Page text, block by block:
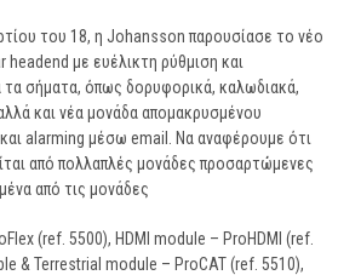
του 18, η Johansson παρουσίασε το νέο
με ευέλικτη ρύθμιση και
σήματα, όπως δορυφορικά, καλωδιακά,
αλλά και νέα μονάδα απομακρυσμένου
alarming μέσω email. Να αναφέρουμε ότι
από πολλαπλές μονάδες προσαρτώμενες
από τις μονάδες
(ref. 5500), HDMI module – ProHDMI (ref.
& Terrestrial module – ProCAT (ref. 5510),